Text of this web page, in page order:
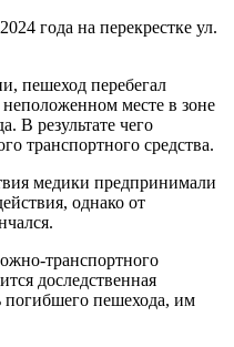
года на перекрестке ул.
пешеход перебегал
месте в зоне
В результате чего
транспортного средства.
медики предпринимали
однако от
транспортного
доследственная
погибшего пешехода, им